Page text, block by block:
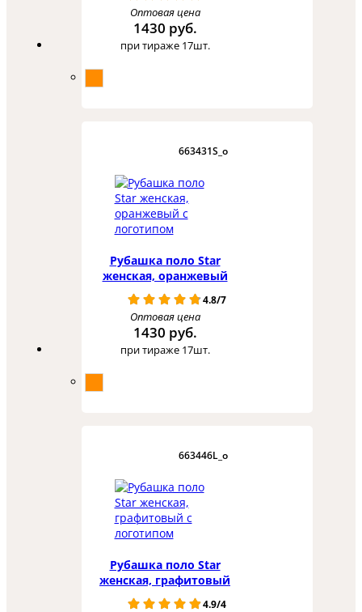
Оптовая цена
1430 руб.
при тираже 17шт.
663431S_o
Рубашка поло Star
женская, оранжевый
4.8/7
Оптовая цена
1430 руб.
при тираже 17шт.
663446L_o
Рубашка поло Star
женская, графитовый
4.9/4